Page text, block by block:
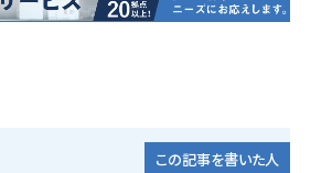
この記事を書いた人